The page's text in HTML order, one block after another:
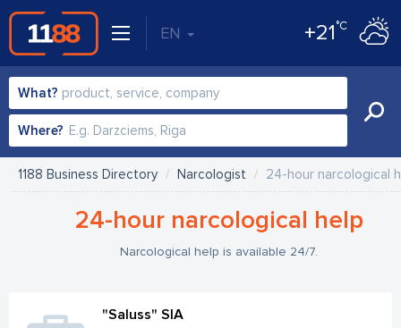
EN +21°C
What?
Where?
1188 Business Directory Narcologist 24-hour narcological
24-hour narcological help
Narcological help is available 24/7.
"Saluss" SIA